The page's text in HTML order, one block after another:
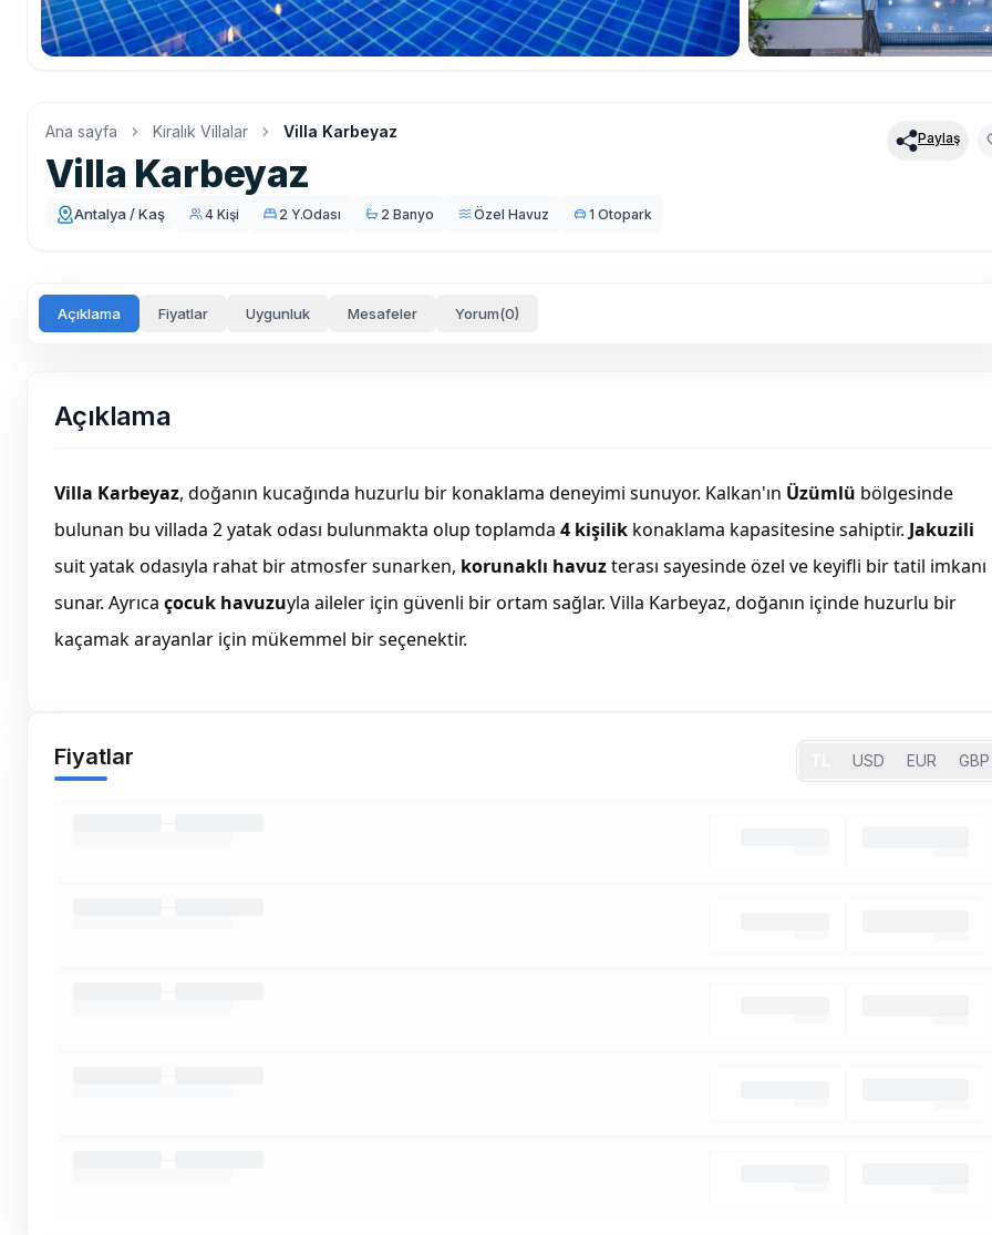
Ana sayfa Kiralık Villalar Villa Karbeyaz
Villa Karbeyaz
Paylaş
Antalya / Kaş 4 Kişi 2 Y.Odası 2 Banyo Özel Havuz 1 Otopark
Açıklama Fiyatlar Uygunluk Mesafeler Yorum(0)
Açıklama
Villa Karbeyaz, doğanın kucağında huzurlu bir konaklama deneyimi sunuyor. Kalkan'ın Üzümlü bölgesinde
bulunan bu villada 2 yatak odası bulunmakta olup toplamda 4 kişilik konaklama kapasitesine sahiptir. Jakuzili
suit yatak odasıyla rahat bir atmosfer sunarken, korunaklı havuzterası sayesinde özel ve keyifli bir tatil imkanı
sunar. Ayrıca çocuk havuzuyla aileler için güvenli bir ortam sağlar. Villa Karbeyaz, doğanın içinde huzurlu bir
kaçamak arayanlar için mükemmel bir seçenektir.
Fiyatlar USD EUR GBP